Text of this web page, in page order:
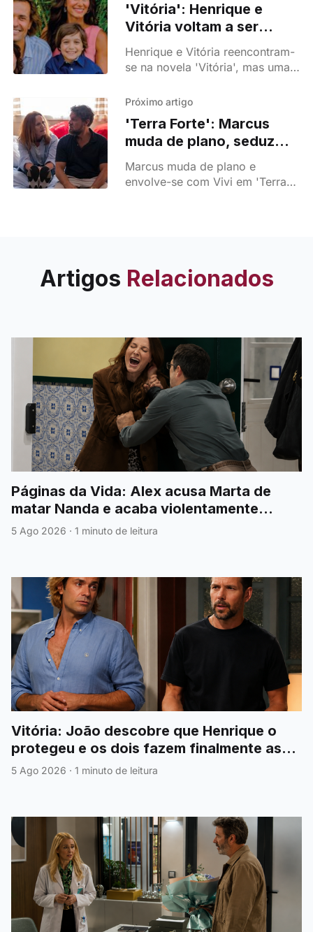
'Vitória': Henrique e
Vitória voltam a ser
família, mas vilã ameaça
destruir tudo
Henrique e Vitória reencontram-
se na novela 'Vitória', mas uma
em risco e reacende conflitos
Próximo artigo
'Terra Forte': Marcus
muda de plano, seduz
Vivi e esquece Glória
Marcus muda de plano e
envolve-se com Vivi em 'Terra
Artigos Relacionados
Páginas da Vida: Alex acusa Marta de
matar Nanda e acaba violentamente
agredido
5 Ago 2026 · 1 minuto de leitura
Vitória: João descobre que Henrique o
protegeu e os dois fazem finalmente as
pazes
5 Ago 2026 · 1 minuto de leitura